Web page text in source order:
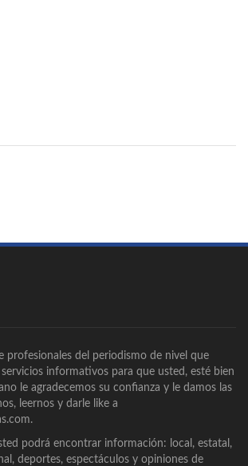
profesionales del periodismo de nivel que
informativos para que usted, esté bien
le agradecemos su confianza y le damos las
leernos y darle like a
podrá encontrar información: local, estatal,
deportes, espectáculos y opiniones de